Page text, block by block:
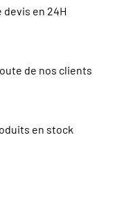
en 24H
de nos clients
en stock